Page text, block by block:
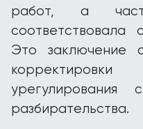
работ, а
соответствовала
Это заключение
урегулирования
разбирательства.